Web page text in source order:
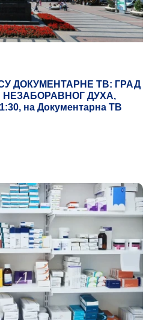
ДОКУМЕНТАРНЕ ТВ: ГРАД
НЕЗАБОРАВНОГ ДУХА,
на Документарна ТВ